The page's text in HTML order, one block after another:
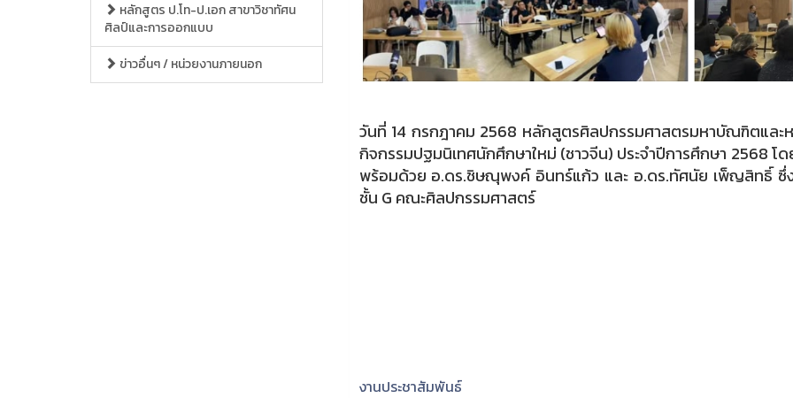
หลักสูตร ป.โท-ป.เอก สาขาวิชาทัศน
ศิลป์และการออกแบบ
ข่าวอื่นๆ / หน่วยงานภายนอก
วันที่ 14 กรกฎาคม 2568 หลักสูตรศิลปกรรมศาสตรมหาบัณฑิตแล
กิจกรรมปฐมนิเทศนักศึกษาใหม่ (ชาวจีน) ประจำปีการศึกษา 2568 โ
พร้อมด้วย อ.ดร.ชิษณุพงค์ อินทร์แก้ว และ อ.ดร.ทัศนัย เพ็ญสิทธิ์ ซึ่
ชั้น G คณะศิลปกรรมศาสตร์
งานประชาสัมพันธ์